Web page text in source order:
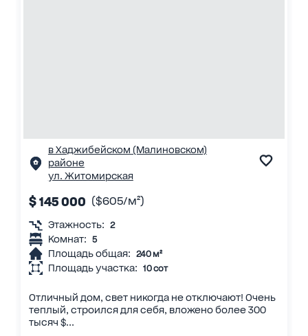
в Хаджибейском (Малиновском)
районе
ул. Житомирская
$ 145 000 ($605/м²)
Этажность: 2
Комнат: 5
Площадь общая: 240 м²
Площадь участка: 10 сот
Отличный дом, свет никогда не отключают! Очень
теплый, строился для себя, вложено более 300
тысяч $...